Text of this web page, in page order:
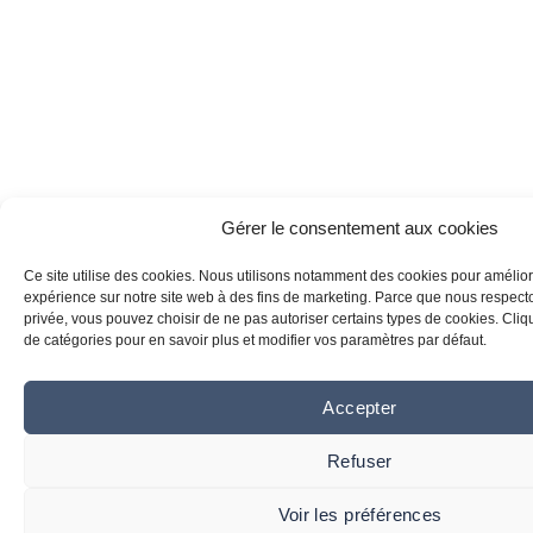
Gérer le consentement aux cookies
Ce site utilise des cookies. Nous utilisons notamment des cookies pour
expérience sur notre site web à des fins de marketing. Parce que nous
privée, vous pouvez choisir de ne pas autoriser certains types de cookies.
de catégories pour en savoir plus et modifier vos paramètres par défaut.
Accepter
Refuser
Voir les préférences